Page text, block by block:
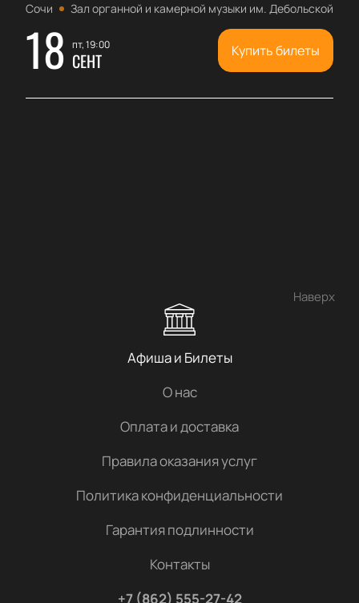
Сочи Зал органной и камерной музыки им. Дебольской
18 пт, 19:00
СЕНТ Купить билеты
Наверх
Афиша и Билеты
О нас
Оплата и доставка
Правила оказания услуг
Политика конфиденциальности
Гарантия подлинности
Контакты
+7 (862) 555-27-42